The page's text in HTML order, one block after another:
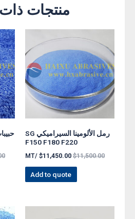
منتجات
رمل الألومينا السيراميكي SG
F150 F180 F220
$11,500.00
$11,450.00
/MT
Add to quote